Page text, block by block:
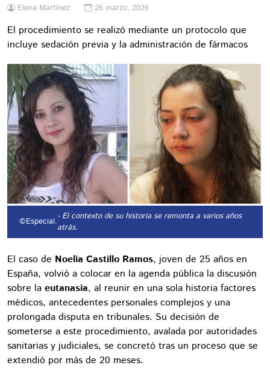
Elena Martínez 26 marzo, 2026
El procedimiento se realizó mediante un protocolo que
incluye sedación previa y la administración de fármacos
©Especial.- El contexto de su historia se remonta a varios años
atrás.
El caso de Noelia Castillo Ramos, joven de 25 años en
España, volvió a colocar en la agenda pública la discusión
sobre la eutanasia, al reunir en una sola historia factores
médicos, antecedentes personales complejos y una
prolongada disputa en tribunales. Su decisión de
someterse a este procedimiento, avalada por autoridades
sanitarias y judiciales, se concretó tras un proceso que se
extendió por más de 20 meses.